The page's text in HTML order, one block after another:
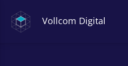
Vollcom Digital